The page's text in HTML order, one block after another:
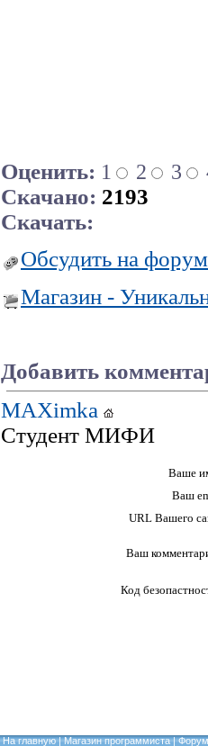
Оценить: 1 2 3
Скачано: 2193
Скачать:
Обсудить на
Магазин -
Добавить
MAXimka
Студент МИФИ
Ваше
Ваш
URL Вашего
Ваш
Код
На главную|Магазин программиста|Форум